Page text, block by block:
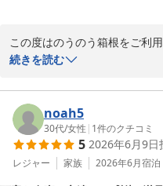
この度はのうのう箱根をご利
す。またご丁寧に貴重なご滞
稿最後に「リピ確定です」と
た。頂戴いたしましたお言葉
く日々レベルの向上を目指し
当館に再来頂ければ幸いでご
のうのう箱根スタッフ一同
続きを読む
noah5
30代/女性 | 1件のクチコミ
5 2026年6月9日
レジャー 家族 2026年6月宿泊